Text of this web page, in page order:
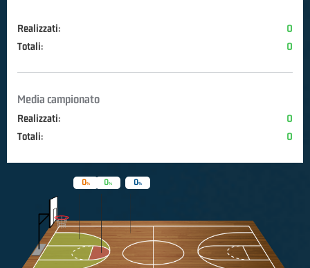
Realizzati:
0
Totali:
0
Media campionato
Realizzati:
0
Totali:
0
0
0 0